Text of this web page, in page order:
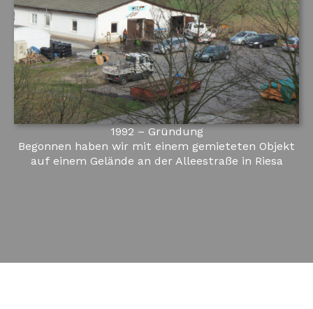
1992 – Gründung
Begonnen haben wir mit einem gemieteten Objekt
auf einem Gelände an der Alleestraße in Riesa